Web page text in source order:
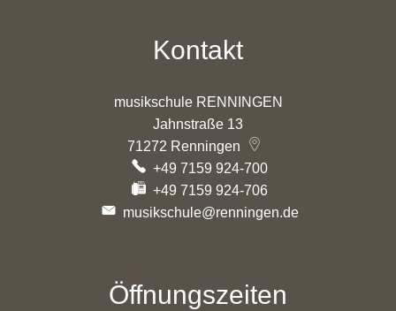
Kontakt
musikschule RENNINGEN
Jahnstraße 13
71272 Renningen
+49 7159 924-700
+49 7159 924-706
musikschule@renningen.de
Öffnungszeiten